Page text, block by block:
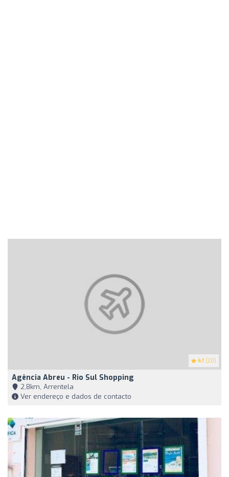
4.1 (20)
Agência Abreu - Rio Sul Shopping
2,8km, Arrentela
Ver endereço e dados de contacto